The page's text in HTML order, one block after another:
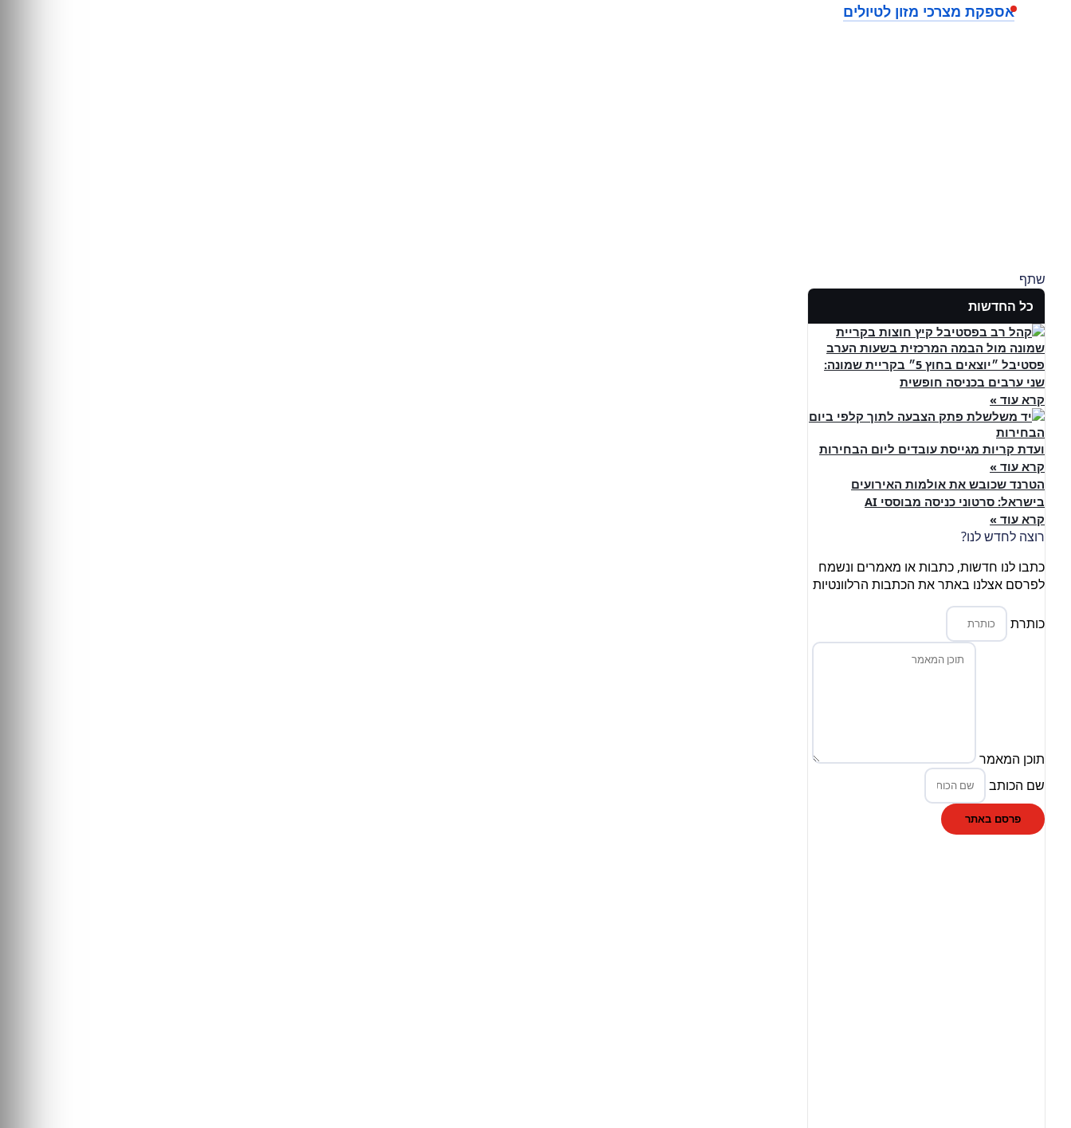
אספקת מצרכי מזון לטיולים
שתף
כל החדשות
פסטיבל ״יוצאים בחוץ 5״ בקריית שמונה:
שני ערבים בכניסה חופשית
קרא עוד »
ועדת קריות מגייסת עובדים ליום הבחירות
קרא עוד »
הטרנד שכובש את אולמות האירועים
בישראל: סרטוני כניסה מבוססי AI
קרא עוד »
רוצה לחדש לנו?
כתבו לנו חדשות, כתבות או מאמרים ונשמח
לפרסם אצלנו באתר את הכתבות הרלוונטיות
כותרת
תוכן המאמר
שם הכותב
פרסם באתר